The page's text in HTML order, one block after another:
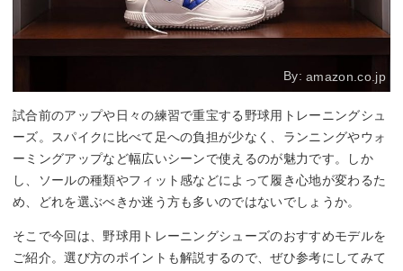
By:amazon.co.jp
試合前のアップや日々の練習で重宝する野球用トレーニングシュ
ーズ。スパイクに比べて足への負担が少なく、ランニングやウォ
ーミングアップなど幅広いシーンで使えるのが魅力です。しか
し、ソールの種類やフィット感などによって履き心地が変わるた
め、どれを選ぶべきか迷う方も多いのではないでしょうか。
そこで今回は、野球用トレーニングシューズのおすすめモデルを
ご紹介。選び方のポイントも解説するので、ぜひ参考にしてみて